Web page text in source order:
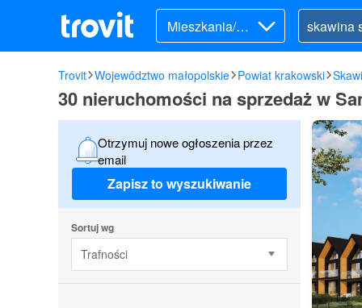
Mieszkania/Do
my (sprzedaż)
Trovit Województwo małopolskie Powiat krakowski
30 nieruchomości na sprzedaż w
Otrzymuj nowe ogłoszenia przez
email
Zapisz to wyszukiwanie
Sortuj wg
Trafności